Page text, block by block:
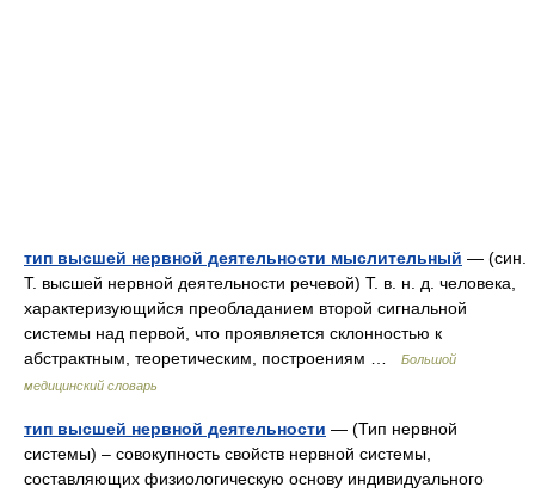
тип высшей нервной деятельности мыслительный — (син.
Т. высшей нервной деятельности речевой) Т. в. н. д. человека,
характеризующийся преобладанием второй сигнальной
системы над первой, что проявляется склонностью к
абстрактным, теоретическим, построениям …
Большой
медицинский словарь
тип высшей нервной деятельности — (Тип нервной
системы) – совокупность свойств нервной системы,
составляющих физиологическую основу индивидуального